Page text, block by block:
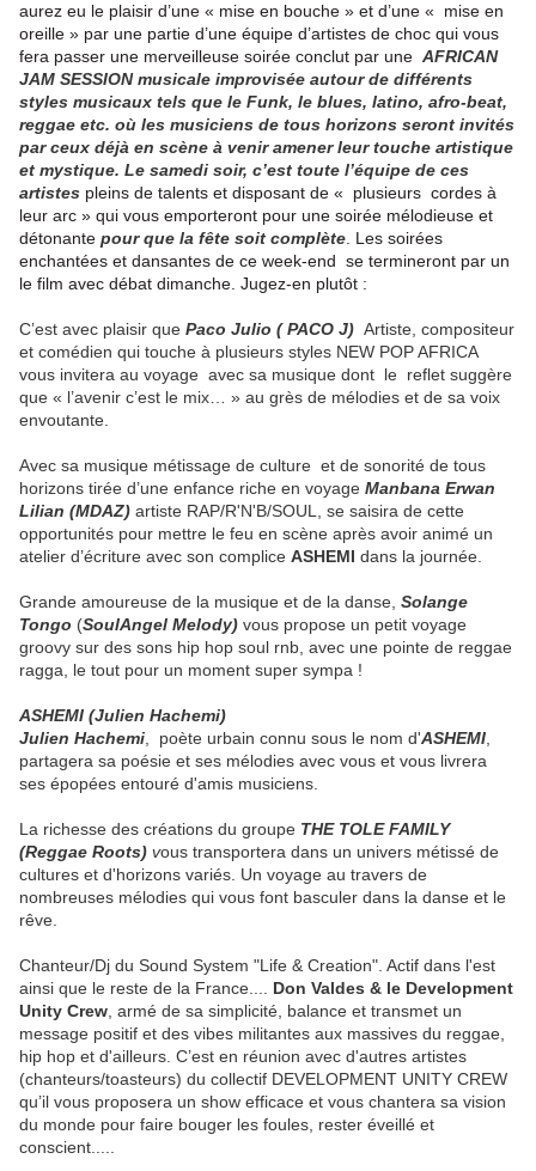
aurez eu le plaisir d’une « mise en bouche » et d’une « mise en
oreille » par une partie d’une équipe d’artistes de choc qui vous
fera passer une merveilleuse soirée conclut par une AFRICAN
JAM SESSION musicale improvisée autour de différents
styles musicaux tels que le Funk, le blues, latino, afro-beat,
reggae etc. où les musiciens de tous horizons seront invités
par ceux déjà en scène à venir amener leur touche artistique
et mystique. Le samedi soir, c’est toute l’équipe de ces
artistes pleins de talents et disposant de « plusieurs cordes à
leur arc » qui vous emporteront pour une soirée mélodieuse et
détonante pour que la fête soit complète . Les soirées
enchantées et dansantes de ce week-end se termineront par un
le film avec débat dimanche. Jugez-en plutôt :
C’est avec plaisir que Paco Julio ( PACO J) Artiste, compositeur
et comédien qui touche à plusieurs styles NEW POP AFRICA
vous invitera au voyage avec sa musique dont le reflet suggère
que « l’avenir c’est le mix… » au grès de mélodies et de sa voix
envoutante.
Avec sa musique métissage de culture et de sonorité de tous
horizons tirée d’une enfance riche en voyage Manbana Erwan
Lilian (MDAZ) artiste RAP/R'N'B/SOUL, se saisira de cette
opportunités pour mettre le feu en scène après avoir animé un
atelier d’écriture avec son complice ASHEMI dans la journée.
Grande amoureuse de la musique et de la danse, Solange
Tongo (SoulAngel Melody) vous propose un petit voyage
groovy sur des sons hip hop soul rnb, avec une pointe de reggae
ragga, le tout pour un moment super sympa !
ASHEMI (Julien Hachemi)
Julien Hachemi , poète urbain connu sous le nom d'ASHEMI
partagera sa poésie et ses mélodies avec vous et vous livrera
ses épopées entouré d'amis musiciens.
La richesse des créations du groupe THE TOLE FAMILY
(Reggae Roots) vous transportera dans un univers métissé de
cultures et d'horizons variés. Un voyage au travers de
nombreuses mélodies qui vous font basculer dans la danse et le
rêve.
Chanteur/Dj du Sound System "Life & Creation". Actif dans l'est
ainsi que le reste de la France.... Don Valdes & le Development
Unity Crew , armé de sa simplicité, balance et transmet un
message positif et des vibes militantes aux massives du reggae,
hip hop et d'ailleurs. C’est en réunion avec d'autres artistes
(chanteurs/toasteurs) du collectif DEVELOPMENT UNITY CREW
qu’il vous proposera un show efficace et vous chantera sa vision
du monde pour faire bouger les foules, rester éveillé et
conscient.....